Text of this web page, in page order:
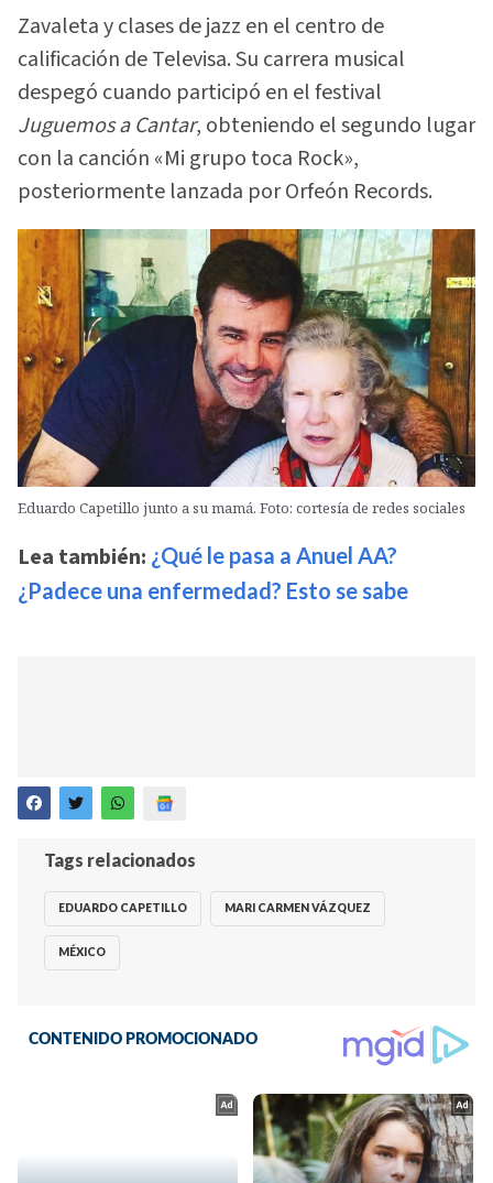
Zavaleta y clases de jazz en el centro de
calificación de Televisa. Su carrera musical
despegó cuando participó en el festival
Juguemos a Cantar, obteniendo el segundo lugar
con la canción «Mi grupo toca Rock»,
posteriormente lanzada por Orfeón Records.
Eduardo Capetillo junto a su mamá. Foto: cortesía de redes sociales
Lea también: ¿Qué le pasa a Anuel AA?
¿Padece una enfermedad? Esto se sabe
Tags relacionados
EDUARDO CAPETILLO MARI CARMEN VÁZQUEZ
MÉXICO